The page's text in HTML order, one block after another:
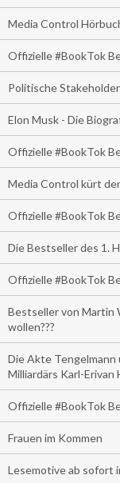
Media Control
Offizielle #BookTok
Politische
Elon Musk - Die
Offizielle #BookTok
Media Control kürt
Offizielle #BookTok
Die Bestseller des 1.
Offizielle #BookTok
Bestseller von Martin
wollen???
Die Akte Tengelmann
Milliardärs Karl-Erivan
Offizielle #BookTok
Frauen im Kommen
Lesemotive ab sofort